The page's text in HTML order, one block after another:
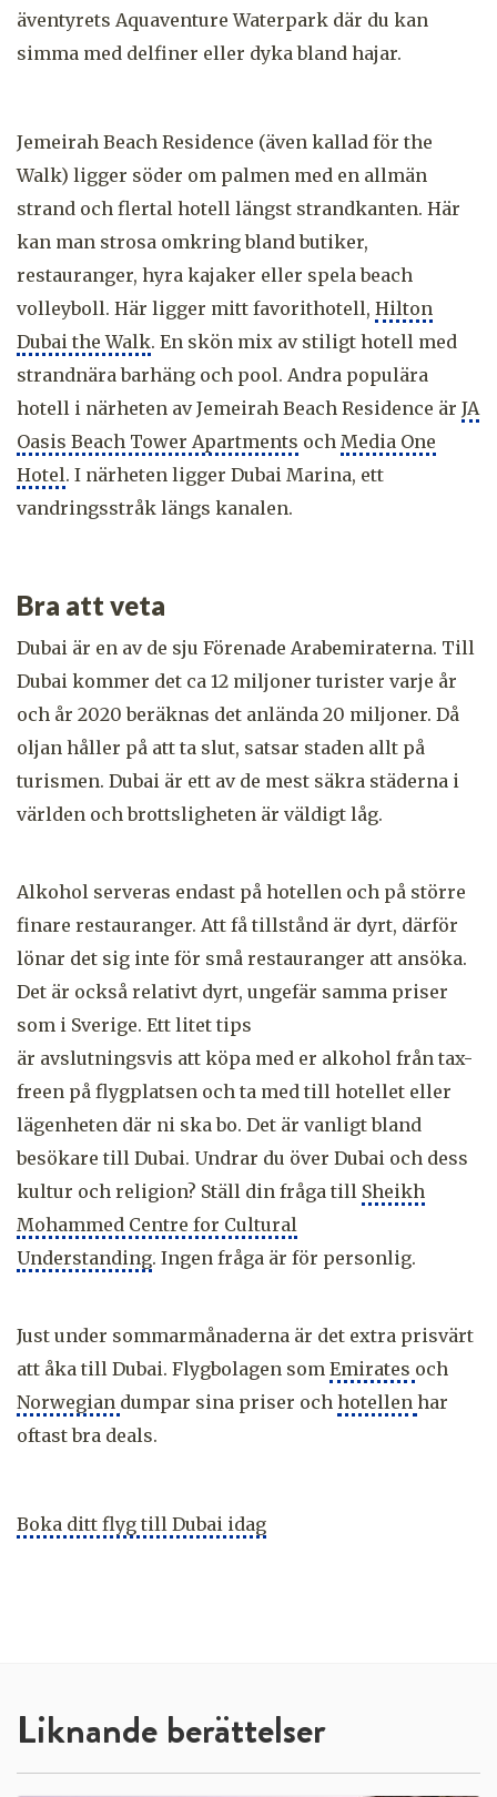
äventyrets Aquaventure Waterpark där du kan
simma med delfiner eller dyka bland hajar.
Jemeirah Beach Residence (även kallad för the
Walk) ligger söder om palmen med en allmän
strand och flertal hotell längst strandkanten. Här
kan man strosa omkring bland butiker,
restauranger, hyra kajaker eller spela beach
volleyboll. Här ligger mitt favorithotell, Hilton
Dubai the Walk. En skön mix av stiligt hotell med
strandnära barhäng och pool. Andra populära
hotell i närheten av Jemeirah Beach Residence är JA
Oasis Beach Tower Apartments och Media One
Hotel. I närheten ligger Dubai Marina, ett
vandringsstråk längs kanalen.
Bra att veta
Dubai är en av de sju Förenade Arabemiraterna. Till
Dubai kommer det ca 12 miljoner turister varje år
och år 2020 beräknas det anlända 20 miljoner. Då
oljan håller på att ta slut, satsar staden allt på
turismen. Dubai är ett av de mest säkra städerna i
världen och brottsligheten är väldigt låg.
Alkohol serveras endast på hotellen och på större
finare restauranger. Att få tillstånd är dyrt, därför
lönar det sig inte för små restauranger att ansöka.
Det är också relativt dyrt, ungefär samma priser
som i Sverige. Ett litet tips
är avslutningsvis att köpa med er alkohol från tax-
freen på flygplatsen och ta med till hotellet eller
lägenheten där ni ska bo. Det är vanligt bland
besökare till Dubai. Undrar du över Dubai och dess
kultur och religion? Ställ din fråga till Sheikh
Mohammed Centre for Cultural
Understanding. Ingen fråga är för personlig.
Just under sommarmånaderna är det extra prisvärt
att åka till Dubai. Flygbolagen som Emirates och
Norwegian dumpar sina priser och hotellen har
oftast bra deals.
Boka ditt flyg till Dubai idag
Liknande berättelser